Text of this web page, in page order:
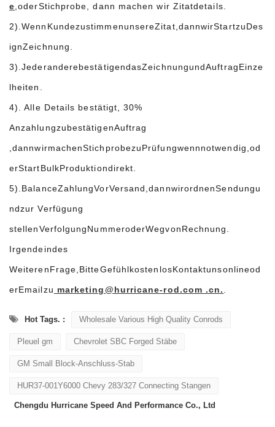
e ,oderStichprobe , dann machen wir Zitatdetails.
2).Wenn KundezustimmenunsereZitat dannwirStartzuDes
ignZeichnung
3).JederanderebestätigendasZeichnungundAuftragEinze
lheiten
4). Alle Details bestätigt, 30%
AnzahlungzubestätigenAuftrag
,dannwirmachenStichprobezuPrüfungwennnotwendig od
erStartBulkProduktiondirekt
5). BalanceZahlungVorVersand ,dannwirordnenSendungu
ndzur Verfügung
stellenVerfolgungNummeroderWegvonRechnung
Irgendeindes
WeiterenFrage BitteGefühlkostenlosKontaktunsonlineod
erEmailzu marketing@hurricane-rod.com .cn.
Hot Tags. : Wholesale Various High Quality Conrods
Pleuel gm Chevrolet SBC Forged Stäbe
GM Small Block-Anschluss-Stab
HUR37-001Y6000 Chevy 283/327 Connecting Stangen
Chengdu Hurricane Speed ​​And Performance Co., Ltd